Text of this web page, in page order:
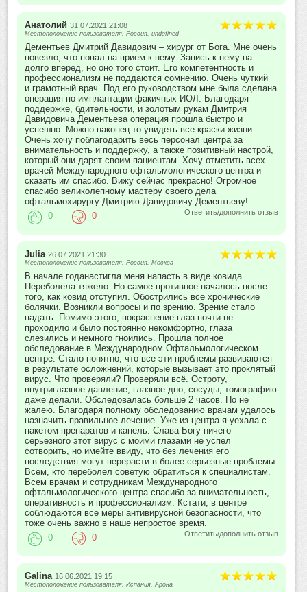
Анатолий 31.07.2021 21:08
Местоположение пользователя: Россия, undefined
Дементьев Дмитрий Давидович – хирург от Бога. Мне очень
повезло, что попал на прием к нему. Запись к нему на
долго вперед, но оно того стоит. Его компетентность и
профессионализм не поддаются сомнению. Очень чуткий
и грамотный врач. Под его руководством мне была сделана
операция по имплантации факичных ИОЛ. Благодаря
поддержке, бдительности, и золотым рукам Дмитрия
Давидовича Дементьева операция прошла быстро и
успешно. Можно наконец-то увидеть все краски жизни.
Очень хочу поблагодарить весь персонал центра за
внимательность и поддержку, а также позитивный настрой,
который они дарят своим пациентам. Хочу отметить всех
врачей Международного офтальмологического центра и
сказать им спасибо. Вижу сейчас прекрасно! Огромное
спасибо великолепному мастеру своего дела
офтальмохирургу Дмитрию Давидовичу Дементьеву!
Ответить/дополнить отзыв
0 0
Julia 26.07.2021 21:30
Местоположение пользователя: Россия, Москва
В начале годанастигла меня напасть в виде ковида.
Переболела тяжело. Но самое противное началось после
того, как ковид отступил. Обострились все хронические
болячки. Возникли вопросы и по зрению. Зрение стало
падать. Помимо этого, покраснение глаз почти не
проходило и было постоянно некомфортно, глаза
слезились и немного гноились. Прошла полное
обследование в Международном Офтальмологическом
центре. Стало понятно, что все эти проблемы развиваются
в результате осложнений, которые вызывает это проклятый
вирус. Что проверяли? Проверяли всё. Остроту,
внутриглазное давление, глазное дно, сосуды, томографию
даже делали. Обследовалась больше 2 часов. Но не
жалею. Благодаря полному обследованию врачам удалось
назначить правильное лечение. Уже из центра я уехала с
пакетом препаратов и капель. Слава Богу ничего
серьезного этот вирус с моими глазами не успел
сотворить, но имейте ввиду, что без лечения его
последствия могут перерасти в более серьезные проблемы.
Всем, кто переболел советую обратиться к специалистам.
Всем врачам и сотрудникам Международного
офтальмологического центра спасибо за внимательность,
оперативность и профессионализм. Кстати, в центре
соблюдаются все меры антивирусной безопасности, что
тоже очень важно в наше непростое время.
Ответить/дополнить отзыв
0 0
Galina 16.06.2021 19:15
Местоположение пользователя: Испания, Арона